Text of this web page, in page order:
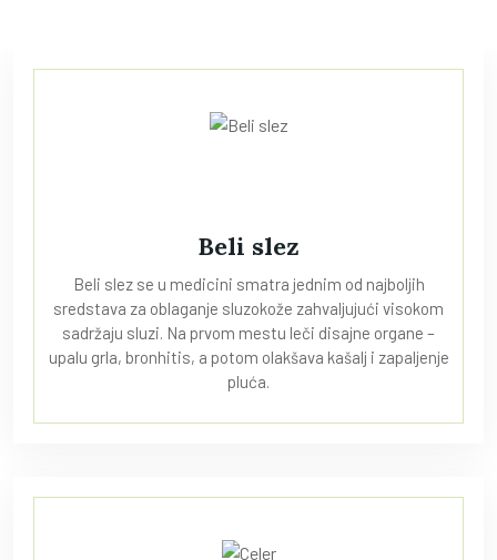
Beli slez
Beli slez se u medicini smatra jednim od najboljih
sredstava za oblaganje sluzokože zahvaljujući visokom
sadržaju sluzi. Na prvom mestu leči disajne organe –
upalu grla, bronhitis, a potom olakšava kašalj i zapaljenje
pluća.